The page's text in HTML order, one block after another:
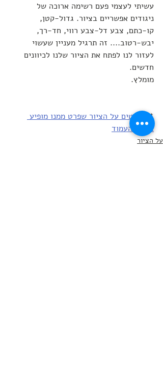
עשיתי לעצמי פעם רשימה ארוכה של
ניגודים אפשריים בציור. גדול-קטן,
קו-כתם, צבע דל-צבע רווי, חד-רך,
יבש-רטוב.... זה תרגיל מעניין שעשוי
לעזור לנו לפתח את הציור שלנו לכיוונים
חדשים.
מומלץ.
*
פרטים על הציור שפרט ממנו מופיע
בראש העמוד
על הציור